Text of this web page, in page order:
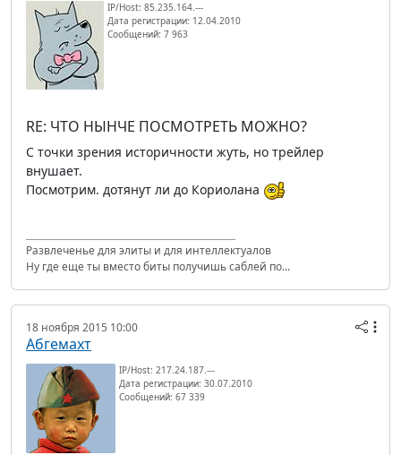
IP/Host: 85.235.164.---
Дата регистрации: 12.04.2010
Сообщений: 7 963
RE: ЧТО НЫНЧЕ ПОСМОТРЕТЬ МОЖНО?
С точки зрения историчности жуть, но трейлер
внушает.
Посмотрим. дотянут ли до Кориолана
Развлеченье для элиты и для интеллектуалов
Ну где еще ты вместо биты получишь саблей по...
18 ноября 2015 10:00
Абгемахт
IP/Host: 217.24.187.---
Дата регистрации: 30.07.2010
Сообщений: 67 339